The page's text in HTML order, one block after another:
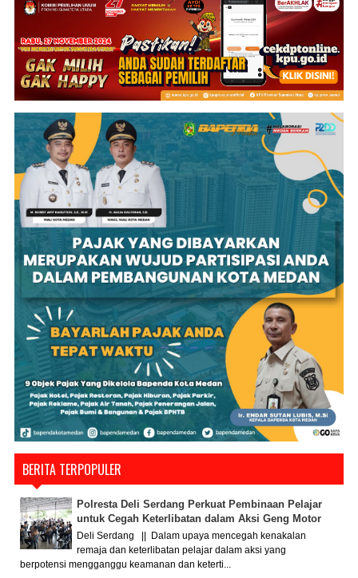
BERITA TERPOPULER
Polresta Deli Serdang Perkuat Pembinaan Pelajar
untuk Cegah Keterlibatan dalam Aksi Geng Motor
Deli Serdang || Dalam upaya mencegah kenakalan
remaja dan keterlibatan pelajar dalam aksi yang
berpotensi mengganggu keamanan dan keterti...